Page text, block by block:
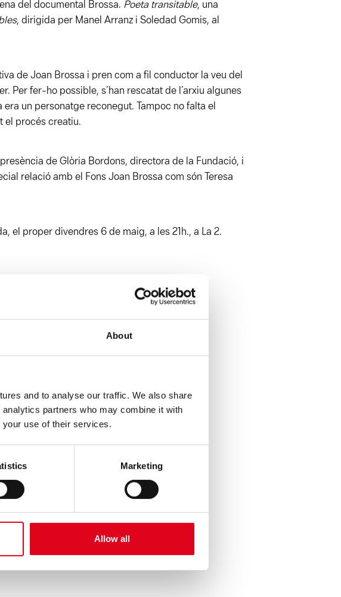
About
and to analyse our traffic. We also share
partners who may combine it with
your use of their services.
Marketing
Allow all
del documental Brossa. Poeta transitable, una
, dirigida per Manel Arranz i Soledad Gomis, al
de Joan Brossa i pren com a fil conductor la veu del
Per fer-ho possible, s’han rescatat de l’arxiu algunes
un personatge reconegut. Tampoc no falta el
el procés creatiu.
de Glòria Bordons, directora de la Fundació, i
relació amb el Fons Joan Brossa com són Teresa
el proper divendres 6 de maig, a les 21h., a La 2.